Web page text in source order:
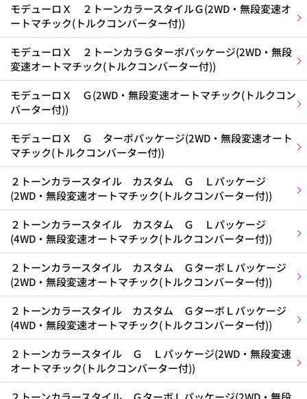
モデューロＸ ２トーンカラースタイルＧ(2WD・無段変速オ
ートマチック(トルクコンバーター付))
モデューロＸ ２トーンカラＧターボパッケージ(2WD・無段
変速オートマチック(トルクコンバーター付))
モデューロＸ Ｇ(2WD・無段変速オートマチック(トルクコン
バーター付))
モデューロＸ Ｇ ターボパッケージ(2WD・無段変速オート
マチック(トルクコンバーター付))
２トーンカラースタイル カスタム Ｇ Ｌパッケージ
(2WD・無段変速オートマチック(トルクコンバーター付))
２トーンカラースタイル カスタム Ｇ Ｌパッケージ
(4WD・無段変速オートマチック(トルクコンバーター付))
２トーンカラースタイル カスタム ＧターボＬパッケージ
(2WD・無段変速オートマチック(トルクコンバーター付))
２トーンカラースタイル カスタム ＧターボＬパッケージ
(4WD・無段変速オートマチック(トルクコンバーター付))
２トーンカラースタイル Ｇ Ｌパッケージ(2WD・無段変速
オートマチック(トルクコンバーター付))